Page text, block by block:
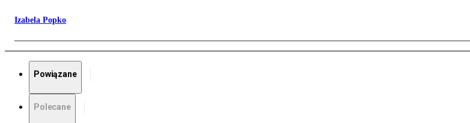
Izabela Popko
Powiązane
Polecane